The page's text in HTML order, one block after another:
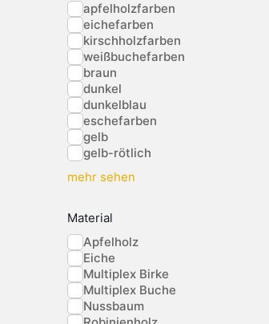
apfelholzfarben
eichefarben
kirschholzfarben
weißbuchefarben
braun
dunkel
dunkelblau
eschefarben
gelb
gelb-rötlich
mehr sehen
Material
Apfelholz
Eiche
Multiplex Birke
Multiplex Buche
Nussbaum